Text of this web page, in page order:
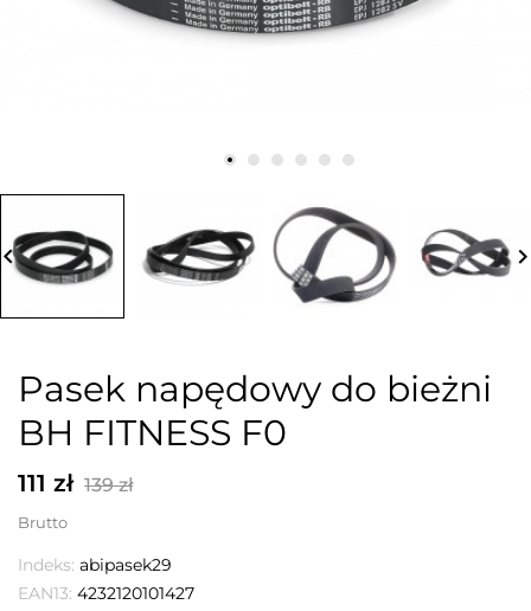
Pasek napędowy do bieżni
BH FITNESS F0
111 zł 139 zł
Brutto
Indeks: abipasek29
EAN13: 4232120101427